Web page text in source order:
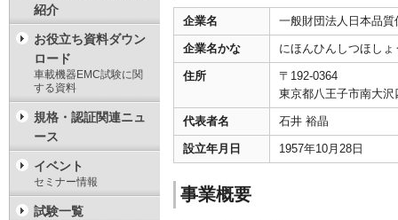
企業名 一般財団法人日本品質
企業名かな にほんひんしつほしょ
住所
〒192-0364
東京都八王子市南大沢
代表者名 石井 裕晶
設立年月日 1957年10月28日
事業概要
紹介
お役立ち資料ダウン
ロード
車載機器EMC試験に関
する資料
規格・認証関連ニュ
ース
イベント
セミナー情報
試験一覧